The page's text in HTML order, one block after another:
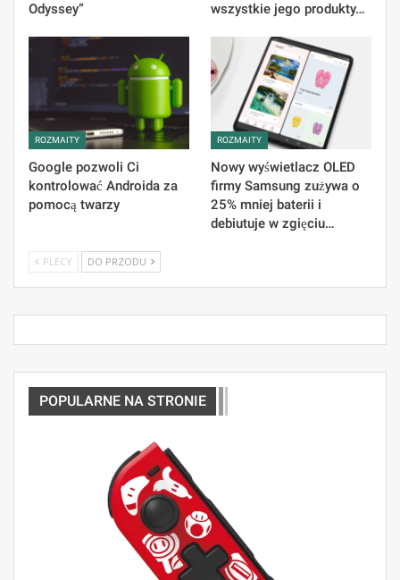
Odyssey”
wszystkie jego produkty…
ROZMAITY
Google pozwoli Ci
kontrolować Androida za
pomocą twarzy
ROZMAITY
Nowy wyświetlacz OLED
firmy Samsung zużywa o
25% mniej baterii i
debiutuje w zgięciu…
PLECY DO PRZODU
POPULARNE NA STRONIE